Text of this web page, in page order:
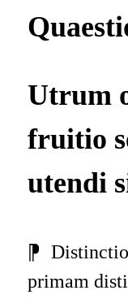
Utrum
fruitio
utendi
⁋
primam